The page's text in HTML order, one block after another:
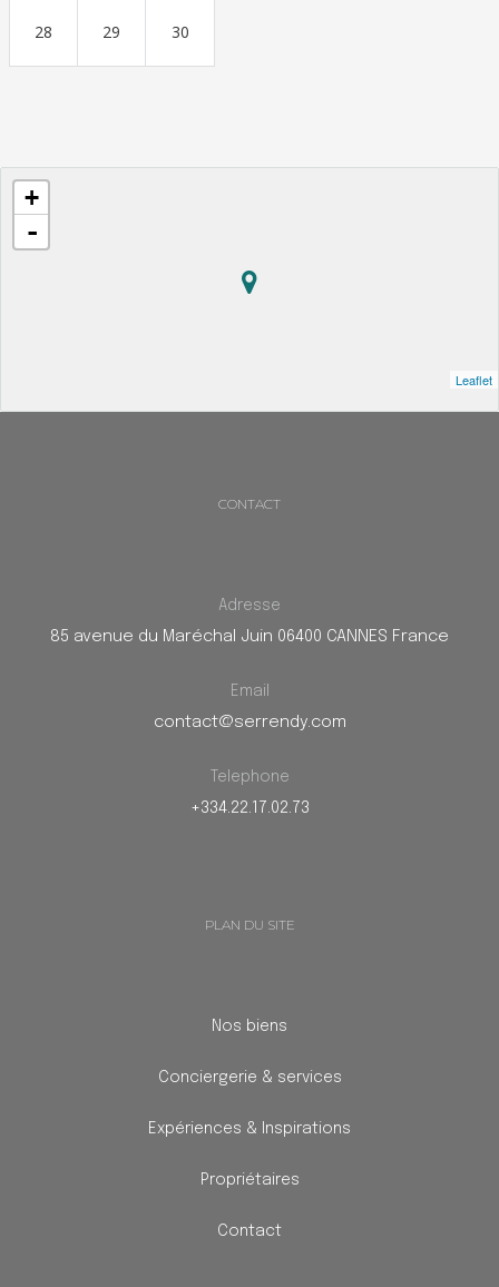
28 29 30
+
-
Leaflet
CONTACT
Adresse
85 avenue du Maréchal Juin 06400 CANNES France
Email
contact@serrendy.com
Telephone
+334.22.17.02.73
PLAN DU SITE
Nos biens
Conciergerie & services
Expériences & Inspirations
Propriétaires
Contact